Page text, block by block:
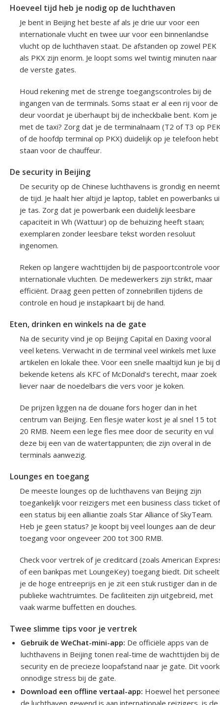
Hoeveel tijd heb je nodig op de luchthaven
Je bent in Beijing het beste af als je drie uur voor een
internationale vlucht en twee uur voor een binnenlandse
vlucht op de luchthaven staat. De afstanden op zowel PEK
als PKX zijn enorm. Je loopt soms wel twintig minuten naar
de verste gates.
Houd rekening met de strenge toegangscontroles bij de
ingangen van de terminals. Soms staat er al een rij voor de
deur voordat je überhaupt bij de incheckbalie bent. Kom je
met de taxi? Zorg dat je de terminalnaam (T2 of T3 op
of de hoofdp terminal op PKX) duidelijk op je telefoon hebt
staan voor de chauffeur.
De security in Beijing
De security op de Chinese luchthavens is grondig en neemt
de tijd. Je haalt hier altijd je laptop, tablet en powerbanks
je tas. Zorg dat je powerbank een duidelijk leesbare
capaciteit in Wh (Wattuur) op de behuizing heeft staan;
exemplaren zonder leesbare tekst worden resoluut
ingenomen.
Reken op langere wachttijden bij de paspoortcontrole voor
internationale vluchten. De medewerkers zijn strikt, maar
efficiënt. Draag geen petten of zonnebrillen tijdens de
controle en houd je instapkaart bij de hand.
Eten, drinken en winkels na de gate
Na de security vind je op Beijing Capital en Daxing vooral
veel ketens. Verwacht in de terminal veel winkels met luxe
artikelen en lokale thee. Voor een snelle maaltijd kun je bij
bekende ketens als KFC of McDonald’s terecht, maar zoek
liever naar de noedelbars die vers voor je koken.
De prijzen liggen na de douane fors hoger dan in het
centrum van Beijing. Een flesje water kost je al snel 15 tot
20 RMB. Neem een lege fles mee door de security en vul
deze bij een van de watertappunten; die zijn overal in de
terminals aanwezig.
Lounges en toegang
De meeste lounges op de luchthavens van Beijing zijn
toegankelijk voor reizigers met een business class ticket of
een status bij een alliantie zoals Star Alliance of SkyTeam.
Heb je geen status? Je koopt bij veel lounges aan de deur
toegang voor ongeveer 200 tot 300 RMB.
Check voor vertrek of je creditcard (zoals American
of een bankpas met LoungeKey) toegang biedt. Dit scheelt
je de hoge entreeprijs en je zit een stuk rustiger dan in de
publieke wachtruimtes. De faciliteiten zijn uitgebreid, met
vaak warme buffetten en douches.
Twee slimme tips voor je vertrek
Gebruik de WeChat-mini-app: De officiële apps van de
luchthavens in Beijing tonen real-time de wachttijden bij de
security en de precieze loopafstand naar je gate. Dit
onnodige stress bij de gate.
Download een offline vertaal-app: Hoewel het